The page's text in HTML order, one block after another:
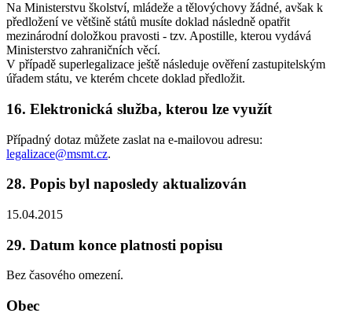
Na Ministerstvu školství, mládeže a tělovýchovy žádné, avšak k
předložení ve většině států musíte doklad následně opatřit
mezinárodní doložkou pravosti - tzv. Apostille, kterou vydává
Ministerstvo zahraničních věcí.
V případě superlegalizace ještě následuje ověření zastupitelským
úřadem státu, ve kterém chcete doklad předložit.
16. Elektronická služba, kterou lze využít
Případný dotaz můžete zaslat na e-mailovou adresu:
legalizace@msmt.cz.
28. Popis byl naposledy aktualizován
15.04.2015
29. Datum konce platnosti popisu
Bez časového omezení.
Obec